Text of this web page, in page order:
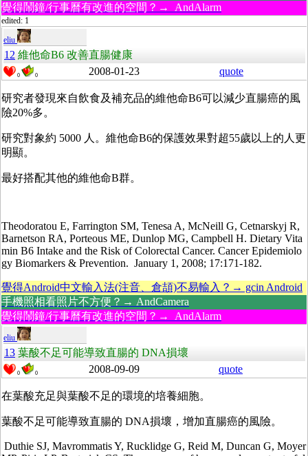
覺得鬧鐘/行事曆有改進的空間？→ AndAlarm
edited: 1
eliu
12 維他命B6 改善直腸健康
0 0 2008-01-23 quote
研究者發現來自飲食及補充品的維他命B6可以減少直腸癌的風
險20%多。
研究對象約 5000 人。維他命B6的保護效果對超55歲以上的人更
明顯。
最好搭配其他的維他命B群。
Theodoratou E, Farrington SM, Tenesa A, McNeill G, Cetnarskyj R,
Barnetson RA, Porteous ME, Dunlop MG, Campbell H. Dietary Vita
min B6 Intake and the Risk of Colorectal Cancer. Cancer Epidemiolo
gy Biomarkers & Prevention. January 1, 2008; 17:171-182.
覺得Android中文輸入法(注音、倉頡)不易輸入？→ gcin Android
手機照相看照片不方便？→ AndCamera
覺得鬧鐘/行事曆有改進的空間？→ AndAlarm
eliu
13 葉酸不足可能導致直腸的 DNA損壞
0 0 2008-09-09 quote
在葉酸充足與葉酸不足的環境的培養細胞。
葉酸不足可能導致直腸的 DNA損壞，增加直腸癌的風險。
Duthie SJ, Mavrommatis Y, Rucklidge G, Reid M, Duncan G, Moyer